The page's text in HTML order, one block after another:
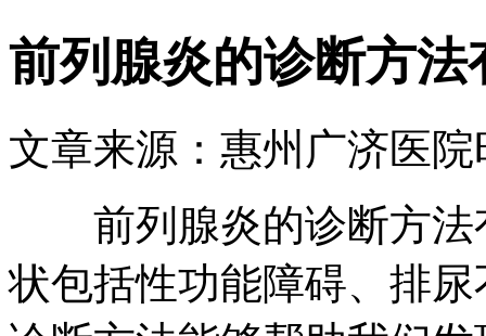
前列腺炎的诊断方法
文章来源：惠州广济医院
前列腺炎的诊断方法
状包括性功能障碍、排